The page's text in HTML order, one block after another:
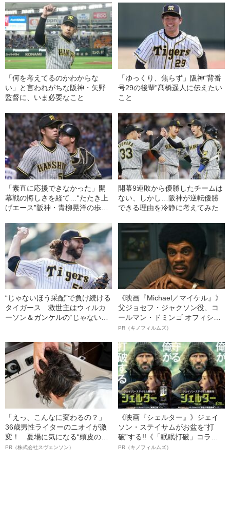
「何を考えてるのかわからな
い」と言われがちな阪神・矢野
監督に、いま必要なこと
「ゆっくり、焦らず」阪神“背番
号29の後輩”髙橋遥人に伝えたい
こと
「素直に応援できなかった」開
幕戦の悔しさを経て…“たたき上
げエース”阪神・青柳晃洋の歩む
開幕9連敗から優勝したチームは
ない、しかし…阪神が逆転優勝
できる理由を冷静に考えてみた
“じゃないほう采配”で負け続ける
タイガース 救世主はウィルカ
ーソン＆ガンケルの“じゃないほ
《映画『Michael／マイケル』》
父ジョセフ・ジャクソン役、コ
ールマン・ドミンゴ オフィシャ
ルインタビュー“観客を魅了した
語る”《日本興収70億円突破》
PR（キノフィルムズ）
「えっ、こんなに変わるの？」
36歳男性ライターのニオイが激
変！ 夏場に気になる“頭皮のニ
オイ”や“ベタつき”を解消す
PR（株式会社スヴェンソン）
《映画『シェルター』》ジェイ
ソン・ステイサムがお盆を“打
破”する!!《「眠眠打破」コラ
ボ》
PR（キノフィルムズ）